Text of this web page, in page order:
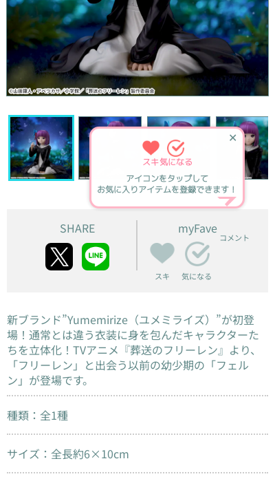
✕
スキ気になる
アイコンをタップして
お気に入りアイテムを登録できます！
SHARE myFave
スキ 気になる
コメント
新ブランド”Yumemirize（ユメミライズ）”が初登
場！通常とは違う衣装に身を包んだキャラクターた
ちを立体化！TVアニメ『葬送のフリーレン』より、
「フリーレン」と出会う以前の幼少期の「フェル
ン」が登場です。
種類：全1種
サイズ：全長約6×10cm